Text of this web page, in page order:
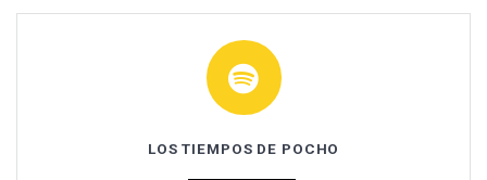
LOS TIEMPOS DE POCHO